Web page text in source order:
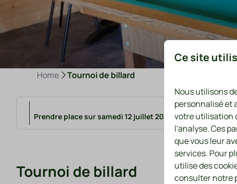
Home Tournoi de billard
Prendre place sur samedi 12 juillet 2025 de 15:00 à 19:00
Tournoi de billard
Ce site
Nous utilisons
personnalisé et
votre utilisation
l'analyse. Ces
que vous leur
services. Pour
utilise des
consulter notre